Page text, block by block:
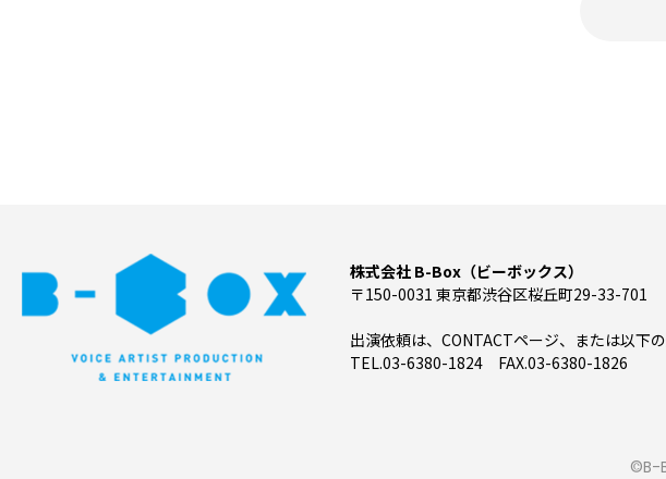
株式会社 B-Box（ビーボックス）
〒150-0031 東京都渋谷区桜丘町29-33-701
出演依頼は、CONTACTページ、または以下
TEL.03-6380-1824 FAX.03-6380-1826
©B-